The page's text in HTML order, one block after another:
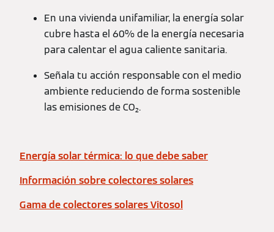
En una vivienda unifamiliar, la energía solar
cubre hasta el 60% de la energía necesaria
para calentar el agua caliente sanitaria.
Señala tu acción responsable con el medio
ambiente reduciendo de forma sostenible
las emisiones de CO₂.
Energía solar térmica: lo que debe saber
Información sobre colectores solares
Gama de colectores solares Vitosol